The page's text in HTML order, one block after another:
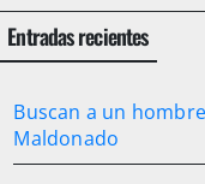
Entradas recientes
Buscan a un
Maldonado